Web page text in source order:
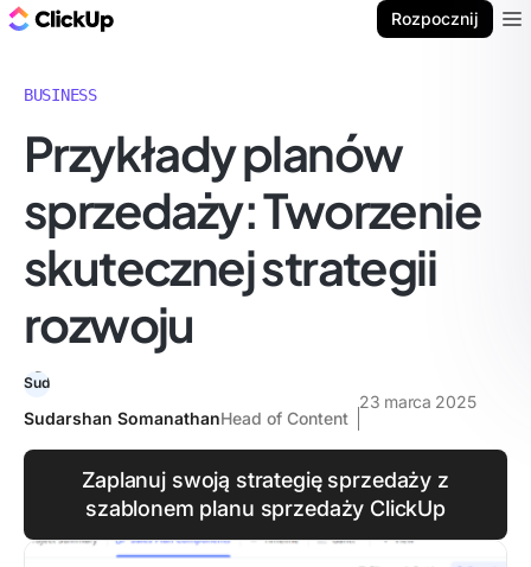
Rozpocznij
BUSINESS
Przykłady planów
sprzedaży: Tworzenie
skutecznej strategii
rozwoju
Sudarshan SomanathanHead of Content
23 marca 2025
Zaplanuj swoją strategię sprzedaży z
szablonem planu sprzedaży ClickUp